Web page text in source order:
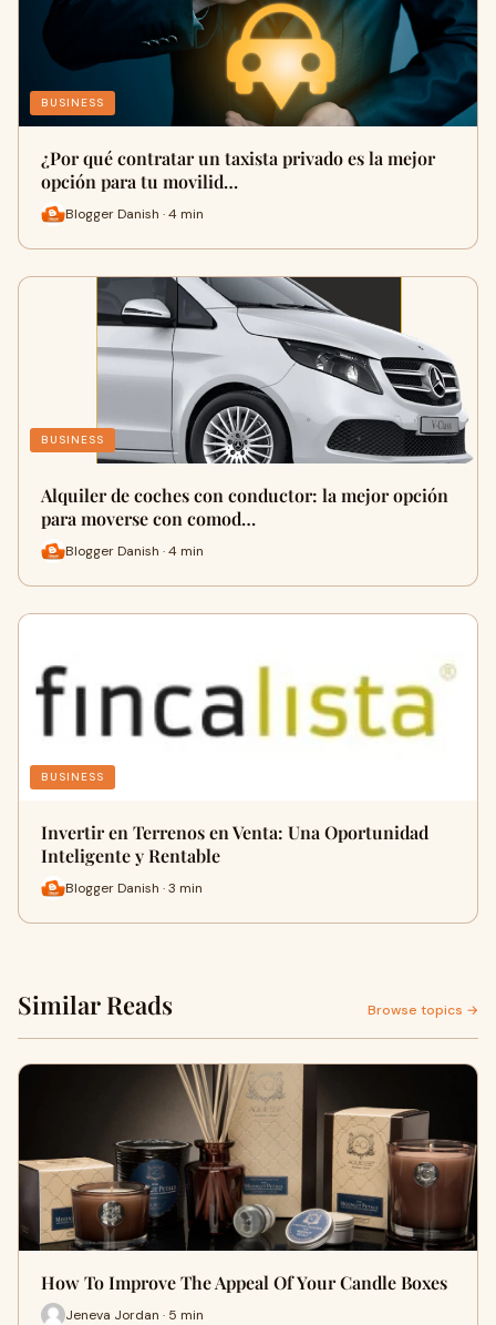
BUSINESS
¿Por qué contratar un taxista privado es la mejor
opción para tu movilid…
Blogger Danish · 4 min
BUSINESS
Alquiler de coches con conductor: la mejor opción
para moverse con comod…
Blogger Danish · 4 min
BUSINESS
Invertir en Terrenos en Venta: Una Oportunidad
Inteligente y Rentable
Blogger Danish · 3 min
Similar Reads Browse topics →
How To Improve The Appeal Of Your Candle Boxes
Jeneva Jordan · 5 min